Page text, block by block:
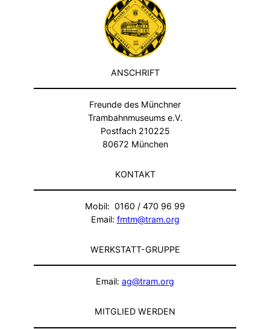
ANSCHRIFT
Freunde des Münchner
Trambahnmuseums e.V.
Postfach 210225
80672 München
KONTAKT
Mobil: 0160 / 470 96 99
Email: fmtm@tram.org
WERKSTATT-GRUPPE
Email: ag@tram.org
MITGLIED WERDEN